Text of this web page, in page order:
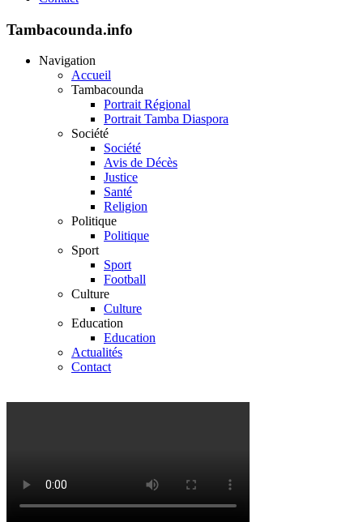
Tambacounda.info
Navigation
Accueil
Tambacounda
Portrait Régional
Portrait Tamba Diaspora
Société
Société
Avis de Décès
Justice
Santé
Religion
Politique
Politique
Sport
Sport
Football
Culture
Culture
Education
Education
Actualités
Contact